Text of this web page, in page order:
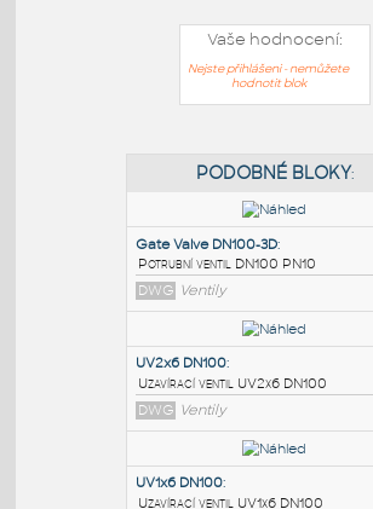
Vaše hodnocení:
Nejste přihlášeni - nemůžete
hodnotit blok
Gate Valve DN100-3D
Potrubní ventil DN100 PN10
DWG Ventily